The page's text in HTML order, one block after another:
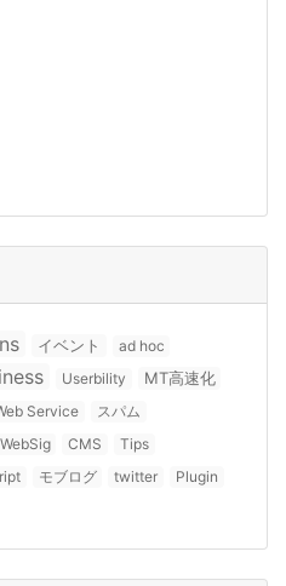
イベント ad hoc
Userbility MT高速化
Service
スパム
WebSig CMS
Tips
モブログ twitter
Plugin